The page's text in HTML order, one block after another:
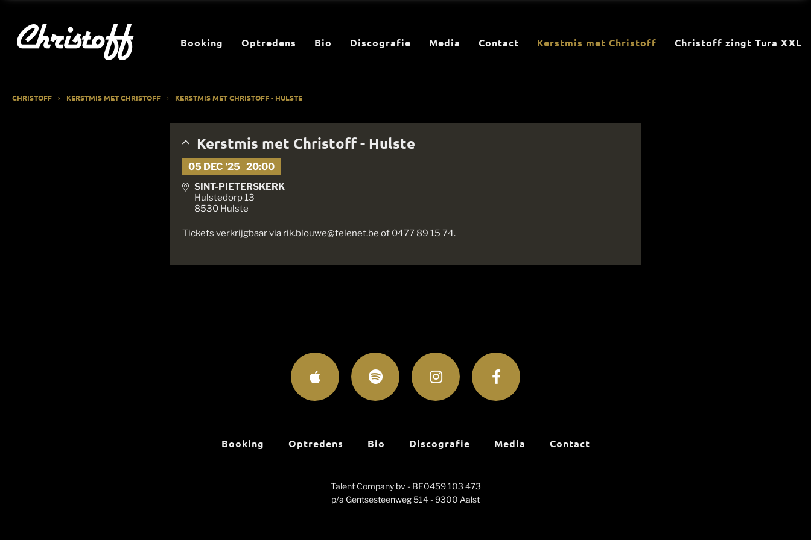
Booking Optredens Bio Discografie Media Contact Kerstmis met Christoff Christoff zingt Tura XXL
CHRISTOFF KERSTMIS MET CHRISTOFF KERSTMIS MET CHRISTOFF - HULSTE
Kerstmis met Christoff - Hulste
05 DEC '25 20:00
SINT-PIETERSKERK
Hulstedorp 13
8530 Hulste
Tickets verkrijgbaar via rik.blouwe@telenet.be of 0477 89 15 74.
Booking Optredens Bio Discografie Media Contact
Talent Company bv - BE0459 103 473
p/a Gentsesteenweg 514 - 9300 Aalst